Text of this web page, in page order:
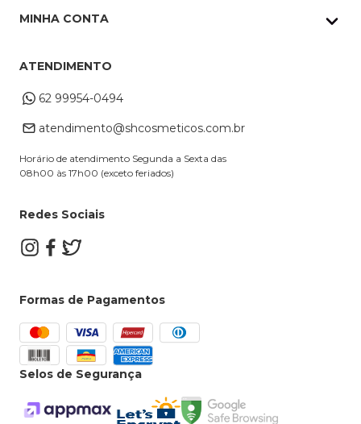
Pedidos Whatsapp
Cupons
Troca e Devoluções
Dúvidas Frequentes
MINHA CONTA
Alterar Cadastro
ATENDIMENTO
62 99954-0494
atendimento@shcosmeticos.com.br
Horário de atendimento Segunda a Sexta das
08h00 às 17h00 (exceto feriados)
Redes Sociais
Formas de Pagamentos
Selos de Segurança